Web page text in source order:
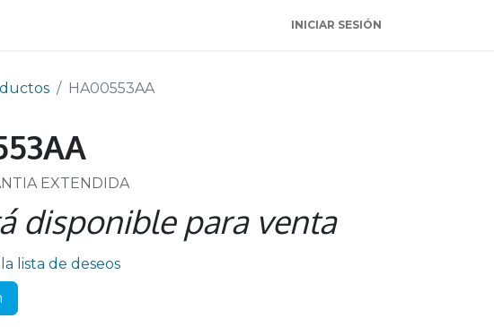
INICIAR SESIÓN
HA00553AA
EXTENDIDA
disponible para venta
lista de deseos